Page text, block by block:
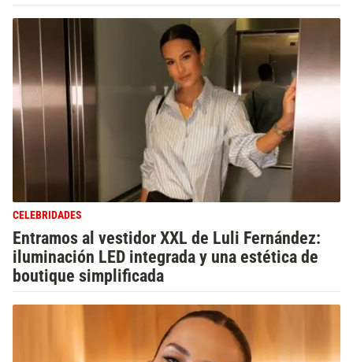
CELEBRIDADES
Entramos al vestidor XXL de Luli Fernández:
iluminación LED integrada y una estética de
boutique simplificada